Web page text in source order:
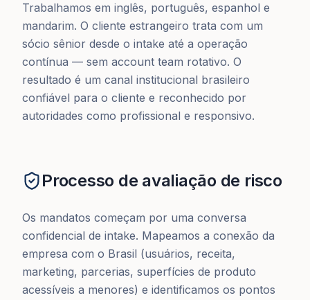
Trabalhamos em inglês, português, espanhol e
mandarim. O cliente estrangeiro trata com um
sócio sênior desde o intake até a operação
contínua — sem account team rotativo. O
resultado é um canal institucional brasileiro
confiável para o cliente e reconhecido por
autoridades como profissional e responsivo.
Processo de avaliação de risco
Os mandatos começam por uma conversa
confidencial de intake. Mapeamos a conexão da
empresa com o Brasil (usuários, receita,
marketing, parcerias, superfícies de produto
acessíveis a menores) e identificamos os pontos